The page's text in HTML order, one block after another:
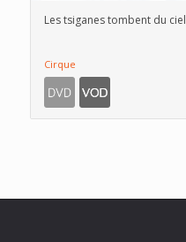
Les tsiganes tombent du ciel
Cirque